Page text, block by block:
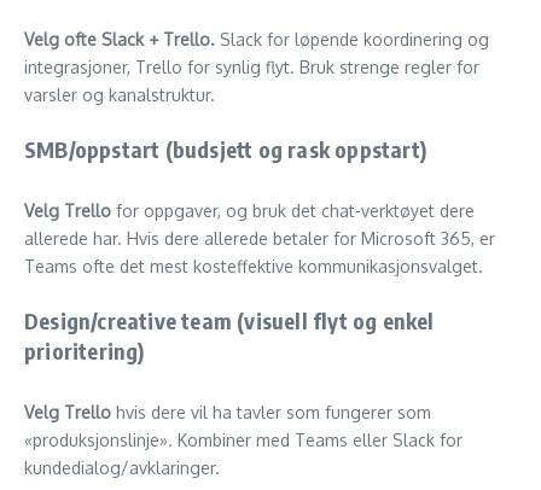
Velg ofte Slack + Trello. Slack for løpende koordinering og
integrasjoner, Trello for synlig flyt. Bruk strenge regler for
varsler og kanalstruktur.
SMB/oppstart (budsjett og rask oppstart)
Velg Trello for oppgaver, og bruk det chat-verktøyet dere
allerede har. Hvis dere allerede betaler for Microsoft 365, er
Teams ofte det mest kosteffektive kommunikasjonsvalget.
Design/creative team (visuell flyt og enkel
prioritering)
Velg Trello hvis dere vil ha tavler som fungerer som
«produksjonslinje». Kombiner med Teams eller Slack for
kundedialog/avklaringer.